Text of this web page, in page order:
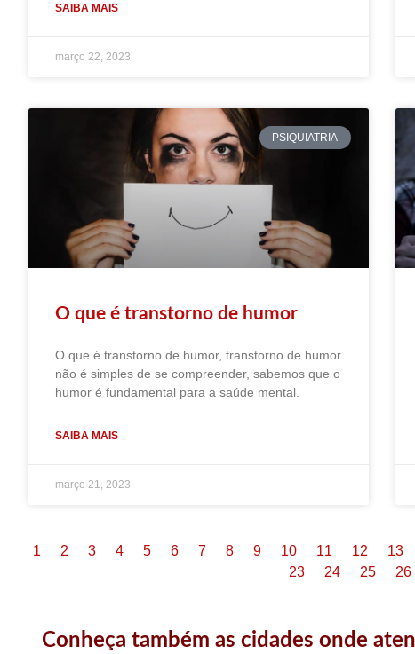
SAIBA MAIS
março 22, 2023
PSIQUIATRIA
O que é transtorno de humor
O que é transtorno de humor, transtorno de humor
não é simples de se compreender, sabemos que o
humor é fundamental para a saúde mental.
SAIBA MAIS
março 21, 2023
1 2 3 4 5 6 7 8 9 10 11 12 13
23
24 25 26
Conheça também as cidades onde